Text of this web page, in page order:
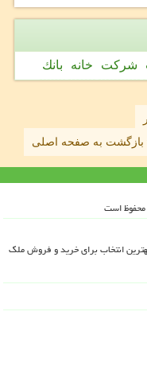
شركت خانه بانك
بازگشت به صفحه اصلی
انتخاب برای خرید و فروش ملک